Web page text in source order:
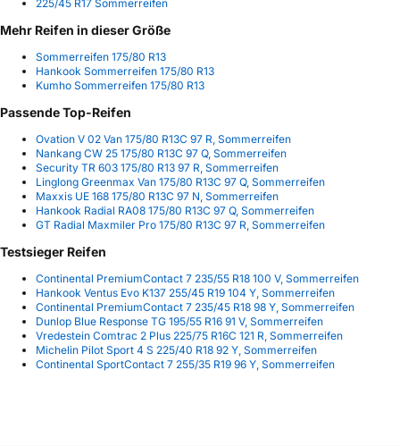
225/45 R17 Sommerreifen
Mehr Reifen in dieser Größe
Sommerreifen 175/80 R13
Hankook Sommerreifen 175/80 R13
Kumho Sommerreifen 175/80 R13
Passende Top-Reifen
Ovation V 02 Van 175/80 R13C 97 R, Sommerreifen
Nankang CW 25 175/80 R13C 97 Q, Sommerreifen
Security TR 603 175/80 R13 97 R, Sommerreifen
Linglong Greenmax Van 175/80 R13C 97 Q, Sommerreifen
Maxxis UE 168 175/80 R13C 97 N, Sommerreifen
Hankook Radial RA08 175/80 R13C 97 Q, Sommerreifen
GT Radial Maxmiler Pro 175/80 R13C 97 R, Sommerreifen
Testsieger Reifen
Continental PremiumContact 7 235/55 R18 100 V, Sommerreifen
Hankook Ventus Evo K137 255/45 R19 104 Y, Sommerreifen
Continental PremiumContact 7 235/45 R18 98 Y, Sommerreifen
Dunlop Blue Response TG 195/55 R16 91 V, Sommerreifen
Vredestein Comtrac 2 Plus 225/75 R16C 121 R, Sommerreifen
Michelin Pilot Sport 4 S 225/40 R18 92 Y, Sommerreifen
Continental SportContact 7 255/35 R19 96 Y, Sommerreifen